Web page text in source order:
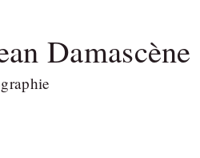
Damascène